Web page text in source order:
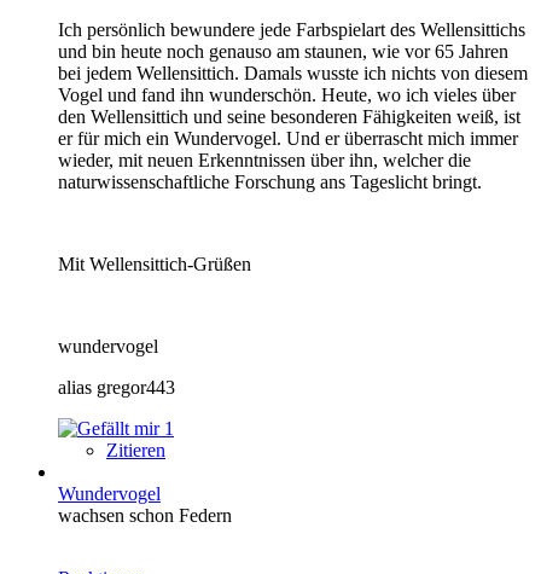
Ich persönlich bewundere jede Farbspielart des Wellensittichs
und bin heute noch genauso am staunen, wie vor 65 Jahren
bei jedem Wellensittich. Damals wusste ich nichts von diesem
Vogel und fand ihn wunderschön. Heute, wo ich vieles über
den Wellensittich und seine besonderen Fähigkeiten weiß, ist
er für mich ein Wundervogel. Und er überrascht mich immer
wieder, mit neuen Erkenntnissen über ihn, welcher die
naturwissenschaftliche Forschung ans Tageslicht bringt.
Mit Wellensittich-Grüßen
wundervogel
alias gregor443
1
Zitieren
Wundervogel
wachsen schon Federn